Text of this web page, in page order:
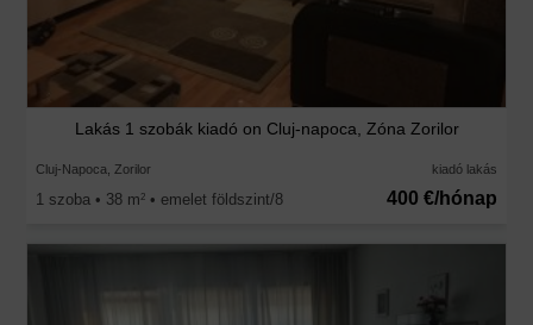
Lakás 1 szobák kiadó on Cluj-napoca, Zóna Zorilor
Cluj-Napoca, Zorilor kiadó lakás
1 szoba • 38 m2 • emelet földszint/8 400 €/hónap